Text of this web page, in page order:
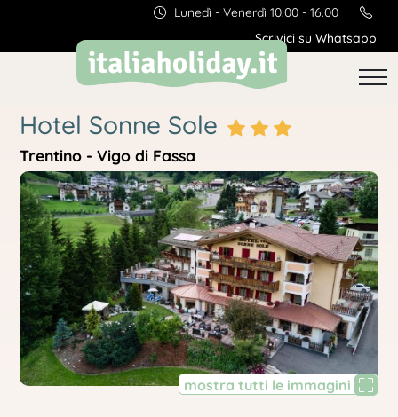
Lunedì - Venerdì 10.00 - 16.00
Scrivici su Whatsapp
Hotel Sonne Sole
Trentino - Vigo di Fassa
mostra tutti le immagini